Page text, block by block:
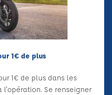
1€ de plus
1€ de plus dans les
l'opération. Se renseigner